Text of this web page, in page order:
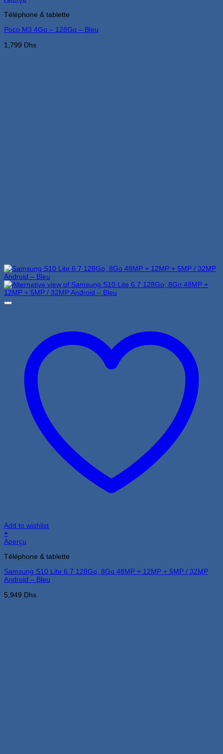
Téléphone & tablette
Poco M3 4Go – 128Go – Bleu
1,799 Dhs
Add to wishlist
+
Aperçu
Téléphone & tablette
Samsung S10 Lite 6.7 128Go, 8Go 48MP + 12MP + 5MP / 32MP
Android – Bleu
5,949 Dhs